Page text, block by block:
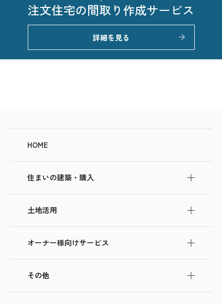
注文住宅の間取り作成サービス
詳細を見る
HOME
住まいの建築・購入
土地活用
オーナー様向けサービス
その他